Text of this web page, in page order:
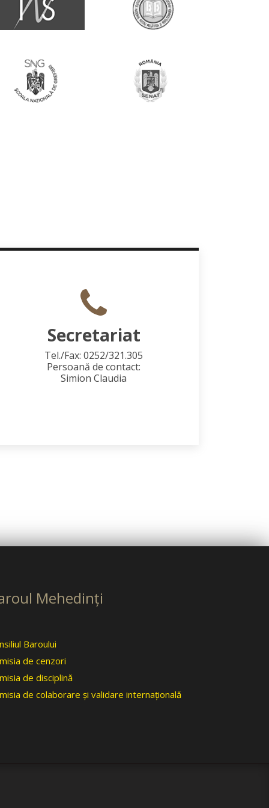
Secretariat
Tel./Fax: 0252/321.305
Persoană de contact:
Simion Claudia
Mehedinţi
Baroului
de cenzori
de disciplină
de colaborare şi validare internaţională